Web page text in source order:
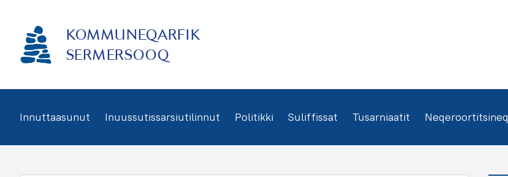
KOMMUNEQARFIK
SERMERSOOQ
Innuttaasunut Inuussutissarsiutilinnut Politikki Suliffissat Tusarniaatit Neqeroortitsineq